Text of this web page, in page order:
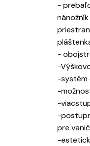
-
-
-
-systém
-
-
-
pre
-